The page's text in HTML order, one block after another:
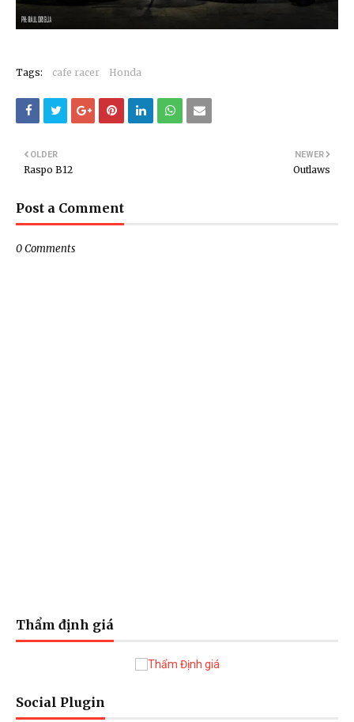
Tags: cafe racer Honda
NEWER
Outlaws
OLDER
Raspo B12
Post a Comment
0 Comments
Thẩm định giá
Social Plugin